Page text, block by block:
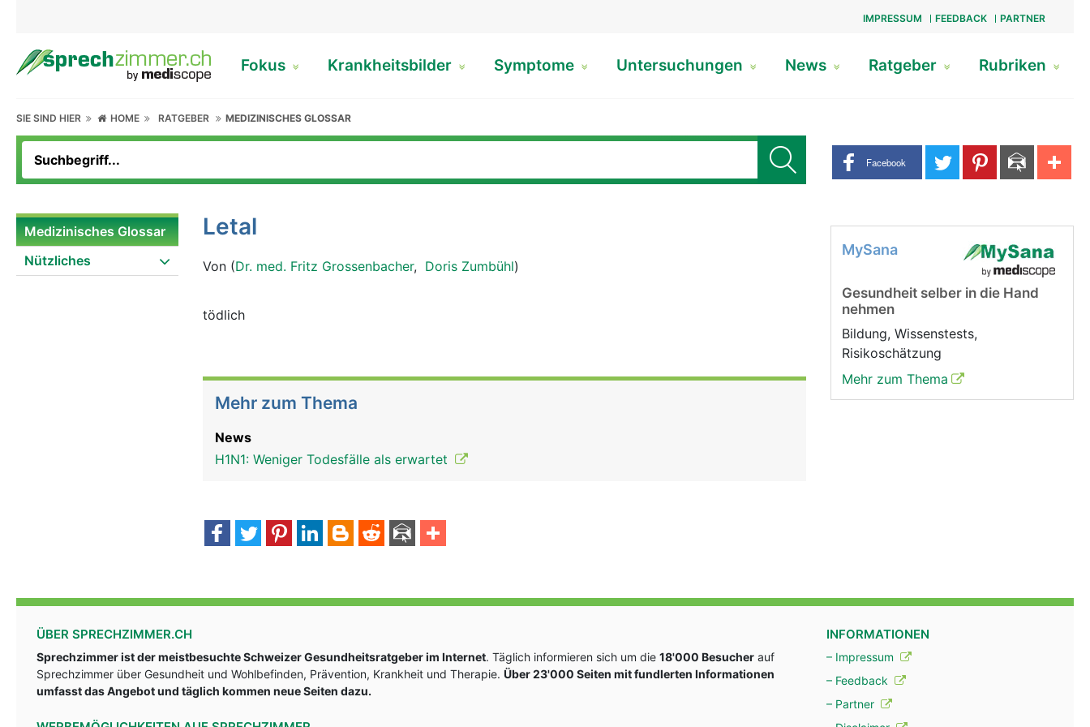
IMPRESSUM FEEDBACK PARTNER
Fokus Krankheitsbilder Symptome Untersuchungen News Ratgeber Rubriken
SIE SIND HIER HOME RATGEBER MEDIZINISCHES GLOSSAR
Share buttons
Facebook
Medizinisches Glossar
Nützliches
Letal
Von (Dr. med. Fritz Grossenbacher, Doris Zumbühl)
tödlich
Mehr zum Thema
News
H1N1: Weniger Todesfälle als erwartet
MySana
Gesundheit selber in die Hand
nehmen
Bildung, Wissenstests,
Risikoschätzung
Mehr zum Thema
ÜBER SPRECHZIMMER.CH
Sprechzimmer ist der meistbesuchte Schweizer Gesundheitsratgeber im Internet. Täglich informieren sich um die 18'000 Besucher auf
Sprechzimmer über Gesundheit und Wohlbefinden, Prävention, Krankheit und Therapie. Über 23'000 Seiten mit fundlerten Informationen
umfasst das Angebot und täglich kommen neue Seiten dazu.
INFORMATIONEN
– Impressum
– Feedback
– Partner